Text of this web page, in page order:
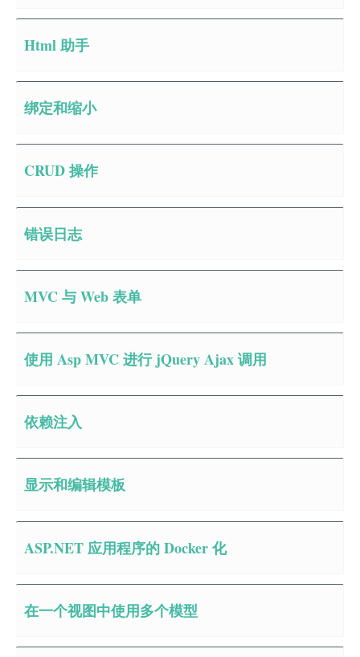
Html 助手
绑定和缩小
CRUD 操作
错误日志
MVC 与 Web 表单
使用 Asp MVC 进行 jQuery Ajax 调用
依赖注入
显示和编辑模板
ASP.NET 应用程序的 Docker 化
在一个视图中使用多个模型